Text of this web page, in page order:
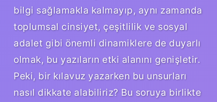
bilgi sağlamakla kalmayıp, aynı zamanda
toplumsal cinsiyet, çeşitlilik ve sosyal
adalet gibi önemli dinamiklere de duyarlı
olmak, bu yazıların etki alanını genişletir.
Peki, bir kılavuz yazarken bu unsurları
nasıl dikkate alabiliriz? Bu soruya birlikte